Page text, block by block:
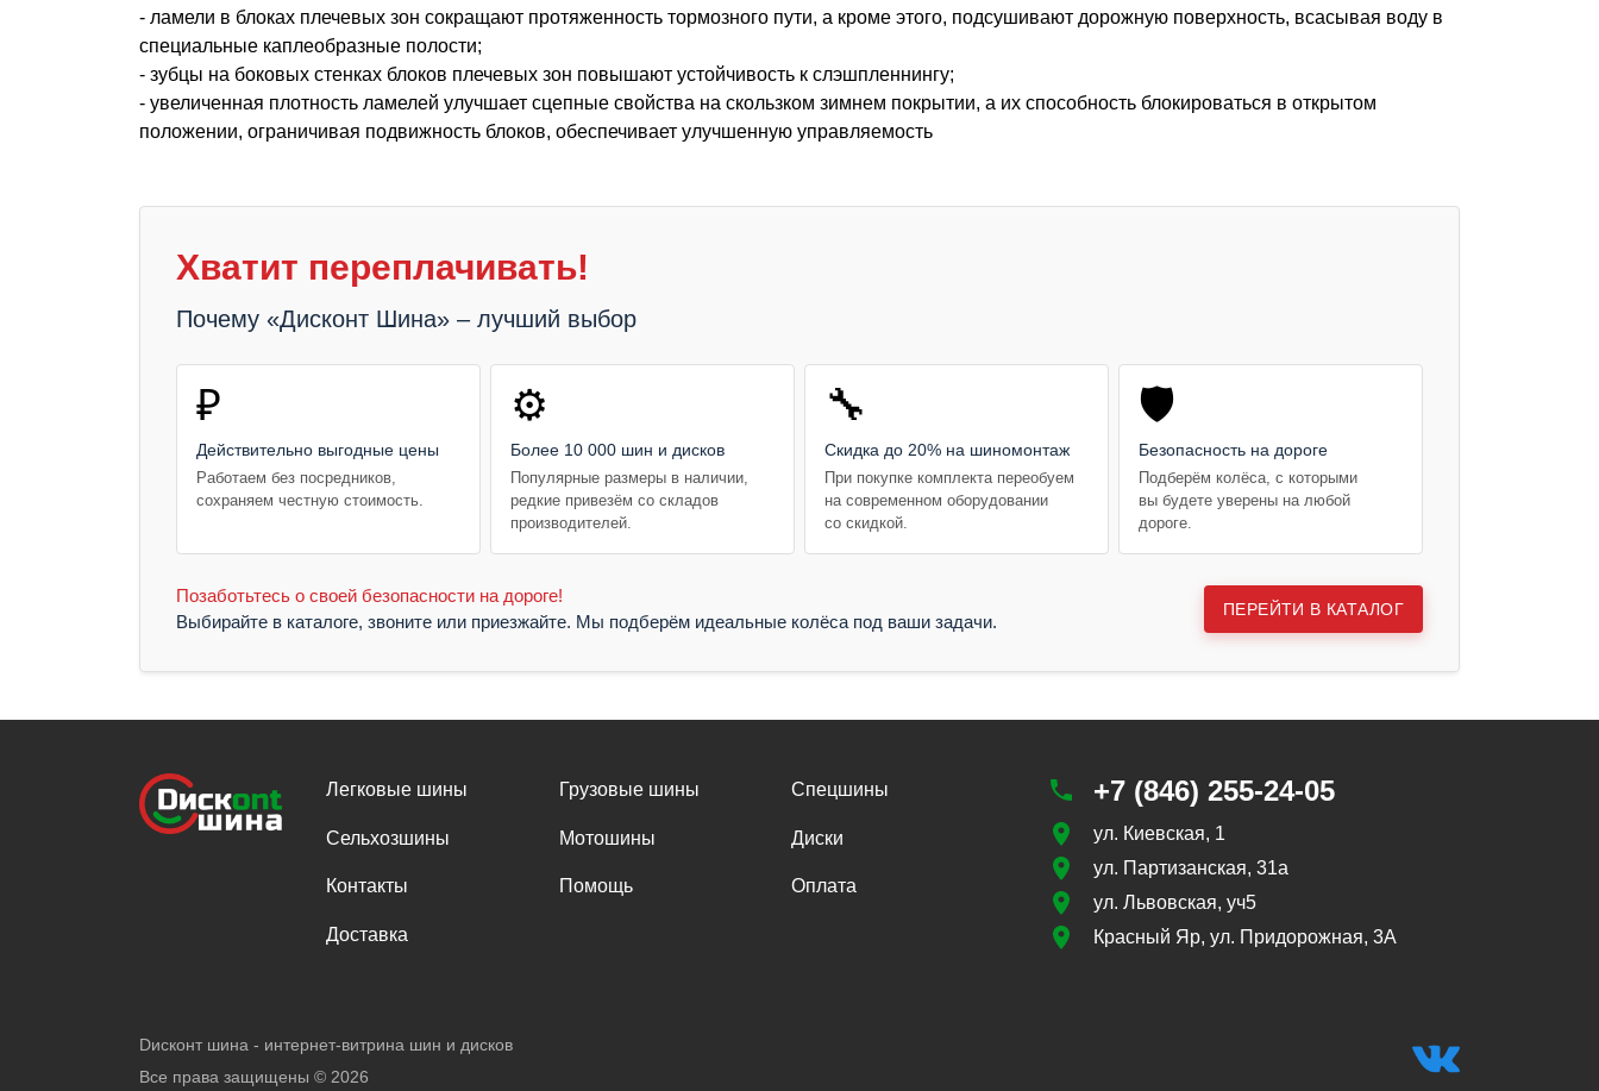
- ламели в блоках плечевых зон сокращают протяженность тормозного пути, а кроме этого, подсушивают дорожную поверхность, всасывая воду в
специальные каплеобразные полости;
- зубцы на боковых стенках блоков плечевых зон повышают устойчивость к слэшпленнингу;
- увеличенная плотность ламелей улучшает сцепные свойства на скользком зимнем покрытии, а их способность блокироваться в открытом
положении, ограничивая подвижность блоков, обеспечивает улучшенную управляемость
Хватит переплачивать!
Почему «Дисконт Шина» – лучший выбор
₽
Действительно выгодные цены
Работаем без посредников,
сохраняем честную стоимость.
⚙️
Более 10 000 шин и дисков
Популярные размеры в наличии,
редкие привезём со складов
производителей.
🔧
Скидка до 20% на шиномонтаж
При покупке комплекта переобуем
на современном оборудовании
со скидкой.
🛡️
Безопасность на дороге
Подберём колёса, с которыми
вы будете уверены на любой
дороге.
Позаботьтесь о своей безопасности на дороге!
Выбирайте в каталоге, звоните или приезжайте. Мы подберём идеальные колёса под ваши задачи.
ПЕРЕЙТИ В КАТАЛОГ
Легковые шины Грузовые шины Спецшины
Сельхозшины Мотошины Диски
Контакты Помощь Оплата
Доставка
+7 (846) 255-24-05
ул. Киевская, 1
ул. Партизанская, 31а
ул. Львовская, уч5
Красный Яр, ул. Придорожная, 3А
Dисконт шина - интернет-витрина шин и дисков
Все права защищены © 2026